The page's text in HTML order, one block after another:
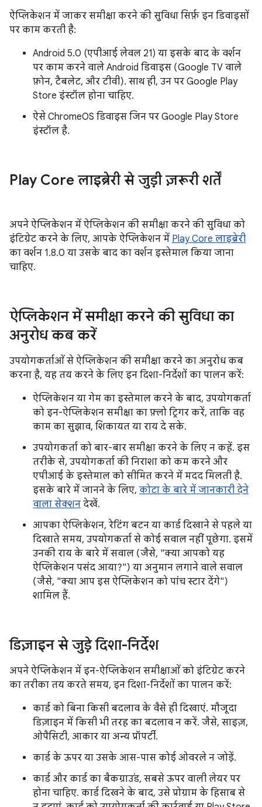
ऐप्लिकेशन में जाकर समीक्षा करने की सुविधा सिर्फ़ इन डिवाइसों
पर काम करती है:
Android 5.0 (एपीआई लेवल 21) या इसके बाद के वर्शन
पर काम करने वाले Android डिवाइस (Google TV वाले
फ़ोन, टैबलेट, और टीवी). साथ ही, उन पर Google Play
Store इंस्टॉल होना चाहिए.
ऐसे ChromeOS डिवाइस जिन पर Google Play Store
इंस्टॉल है.
Play Core लाइब्रेरी से जुड़ी ज़रूरी शर्तें
अपने ऐप्लिकेशन में ऐप्लिकेशन की समीक्षा करने की सुविधा को
इंटिग्रेट करने के लिए, आपके ऐप्लिकेशन में Play Core लाइब्रेरी
का वर्शन 1.8.0 या उसके बाद का वर्शन इस्तेमाल किया जाना
चाहिए.
ऐप्लिकेशन में समीक्षा करने की सुविधा का
अनुरोध कब करें
उपयोगकर्ताओं से ऐप्लिकेशन की समीक्षा करने का अनुरोध कब
करना है, यह तय करने के लिए इन दिशा-निर्देशों का पालन करें:
ऐप्लिकेशन या गेम का इस्तेमाल करने के बाद, उपयोगकर्ता
को इन-ऐप्लिकेशन समीक्षा का फ़्लो ट्रिगर करें, ताकि वह
काम का सुझाव, शिकायत या राय दे सके.
उपयोगकर्ता को बार-बार समीक्षा करने के लिए न कहें. इस
तरीके से, उपयोगकर्ता की निराशा को कम करने और
एपीआई के इस्तेमाल को सीमित करने में मदद मिलती है.
इसके बारे में जानने के लिए, कोटा के बारे में जानकारी देने
वाला सेक्शन देखें.
आपका ऐप्लिकेशन, रेटिंग बटन या कार्ड दिखाने से पहले या
दिखाते समय, उपयोगकर्ता से कोई सवाल नहीं पूछेगा. इसमें
उनकी राय के बारे में सवाल (जैसे, "क्या आपको यह
ऐप्लिकेशन पसंद आया?") या अनुमान लगाने वाले सवाल
(जैसे, "क्या आप इस ऐप्लिकेशन को पांच स्टार देंगे")
शामिल हैं.
डिज़ाइन से जुड़े दिशा-निर्देश
अपने ऐप्लिकेशन में इन-ऐप्लिकेशन समीक्षाओं को इंटिग्रेट करने
का तरीका तय करते समय, इन दिशा-निर्देशों का पालन करें:
कार्ड को बिना किसी बदलाव के वैसे ही दिखाएं. मौजूदा
डिज़ाइन में किसी भी तरह का बदलाव न करें. जैसे, साइज़,
ओपैसिटी, आकार या अन्य प्रॉपर्टी.
कार्ड के ऊपर या उसके आस-पास कोई ओवरले न जोड़ें.
कार्ड और कार्ड का बैकग्राउंड, सबसे ऊपर वाली लेयर पर
होना चाहिए. कार्ड दिखने के बाद, उसे प्रोग्राम के हिसाब से